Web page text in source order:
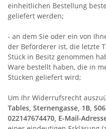
einheitlichen Bestellung
geliefert werden;
- an dem Sie oder ein von
der Beförderer ist, die letzte
Stück in Besitz genommen
Ware bestellt haben, die in
Stücken geliefert wird;
Um Ihr Widerrufsrecht
Tables, Sternengasse, 1B,
022147674470, E-Mail-